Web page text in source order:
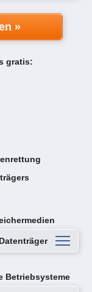
»
gratis:
Datenträger
Betriebsysteme